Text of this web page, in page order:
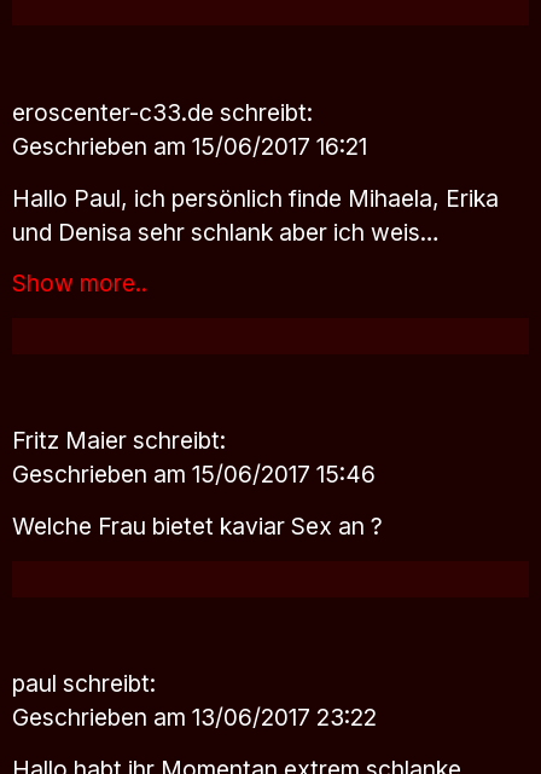
eroscenter-c33.de schreibt:
Geschrieben am 15/06/2017 16:21
Hallo Paul, ich persönlich finde Mihaela, Erika
und Denisa sehr schlank aber ich weis…
Show more..
Fritz Maier schreibt:
Geschrieben am 15/06/2017 15:46
Welche Frau bietet kaviar Sex an ?
paul schreibt:
Geschrieben am 13/06/2017 23:22